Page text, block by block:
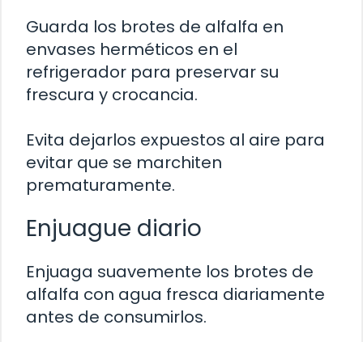
Guarda los brotes de alfalfa en
envases herméticos en el
refrigerador para preservar su
frescura y crocancia.
Evita dejarlos expuestos al aire para
evitar que se marchiten
prematuramente.
Enjuague diario
Enjuaga suavemente los brotes de
alfalfa con agua fresca diariamente
antes de consumirlos.